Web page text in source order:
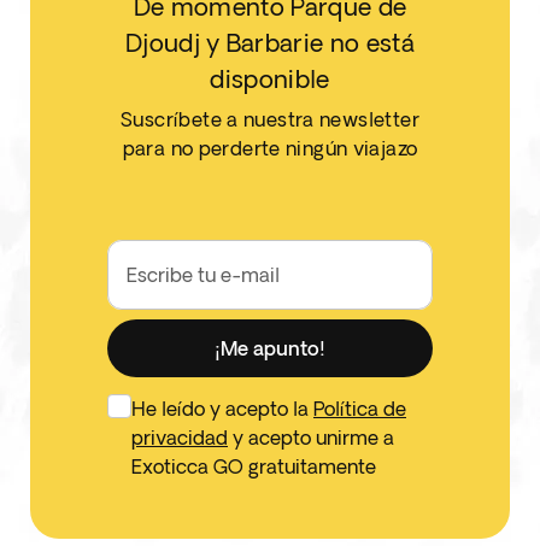
De momento Parque de
Djoudj y Barbarie no está
disponible
Suscríbete a nuestra newsletter
para no perderte ningún viajazo
Escribe tu e-mail
¡Me apunto!
He leído y acepto la Política de
privacidad y acepto unirme a
Exoticca GO gratuitamente